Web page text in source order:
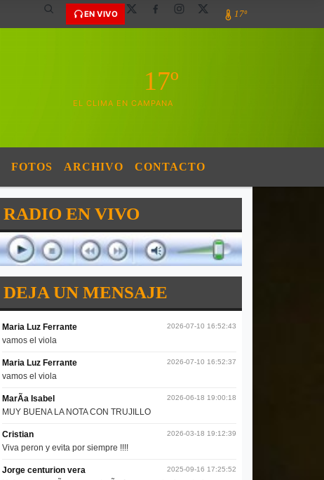
EN VIVO 17º
17º
EL CLIMA EN CAMPANA
FOTOS ARCHIVO CONTACTO
RADIO EN VIVO
DEJA UN MENSAJE